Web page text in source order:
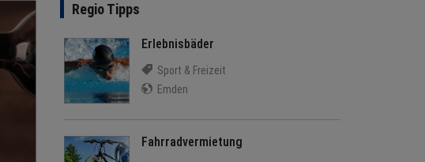
Regio Tipps
Erlebnisbäder
Sport & Freizeit
Emden
Fahrradvermietung